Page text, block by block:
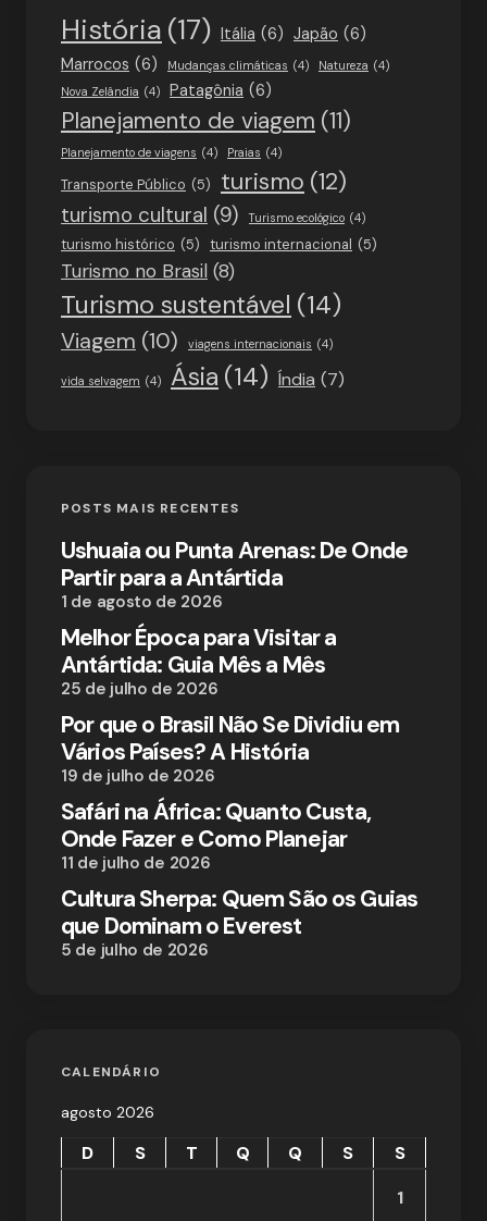
História (17) Itália (6) Japão (6)
Marrocos (6) Mudanças climáticas (4) Natureza (4)
Nova Zelândia (4) Patagônia (6)
Planejamento de viagem (11)
Planejamento de viagens (4) Praias (4)
Transporte Público (5) turismo (12)
turismo cultural (9) Turismo ecológico (4)
turismo histórico (5) turismo internacional (5)
Turismo no Brasil (8)
Turismo sustentável (14)
Viagem (10) viagens internacionais (4)
vida selvagem (4) Ásia (14) Índia (7)
POSTS MAIS RECENTES
Ushuaia ou Punta Arenas: De Onde
Partir para a Antártida
1 de agosto de 2026
Melhor Época para Visitar a
Antártida: Guia Mês a Mês
25 de julho de 2026
Por que o Brasil Não Se Dividiu em
Vários Países? A História
19 de julho de 2026
Safári na África: Quanto Custa,
Onde Fazer e Como Planejar
11 de julho de 2026
Cultura Sherpa: Quem São os Guias
que Dominam o Everest
5 de julho de 2026
CALENDÁRIO
agosto 2026
D S T Q Q S
S
1